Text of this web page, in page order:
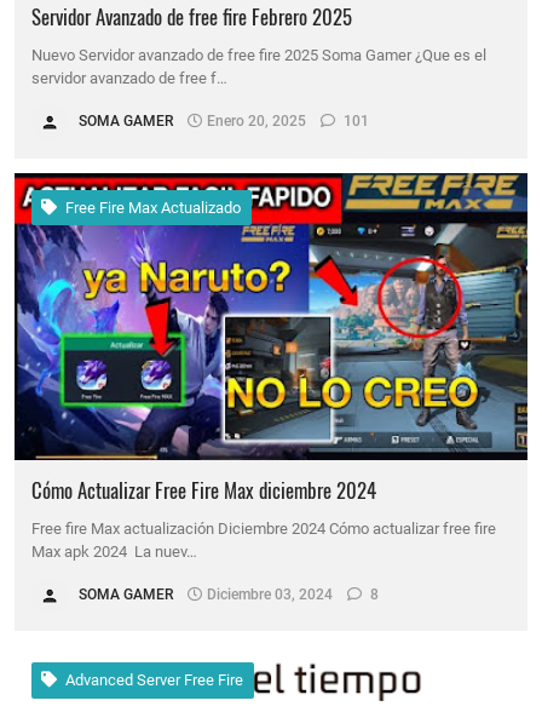
Servidor Avanzado de free fire Febrero 2025
Nuevo Servidor avanzado de free fire 2025 Soma Gamer ¿Que es el
servidor avanzado de free f…
SOMA GAMER Enero 20, 2025 101
Free Fire Max Actualizado
Cómo Actualizar Free Fire Max diciembre 2024
Free fire Max actualización Diciembre 2024 Cómo actualizar free fire
Max apk 2024 La nuev…
SOMA GAMER Diciembre 03, 2024 8
Advanced Server Free Fire